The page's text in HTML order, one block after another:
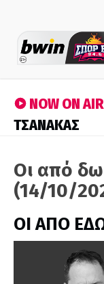
NOW ON AIR
ΤΣΑΝΑΚΑΣ
Οι από
(14/10/
ΟΙ ΑΠΟ